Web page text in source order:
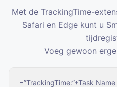
Met de TrackingTime-
Safari en Edge kunt u
Voeg gewoon
=”TrackingTime:”+Task